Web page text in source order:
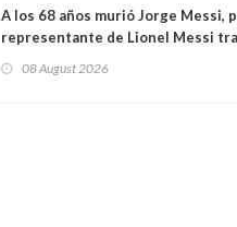
A los 68 años murió Jorge Messi,
representante de Lionel Messi
08 August 2026